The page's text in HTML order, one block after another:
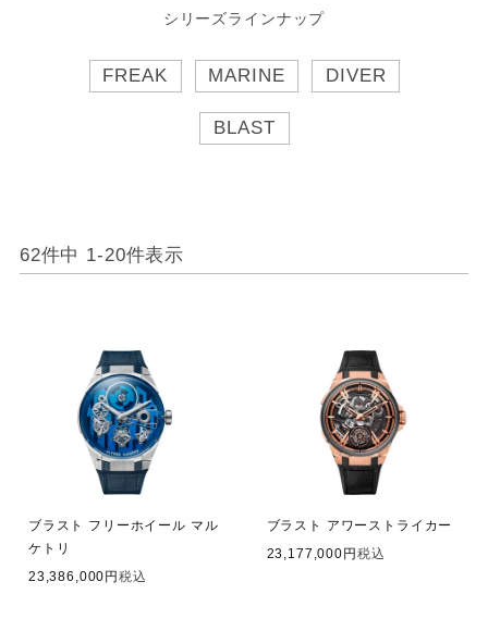
シリーズラインナップ
FREAK MARINE DIVER
BLAST
62件中 1-20件表示
ブラスト フリーホイール マル
ケトリ
23,386,000
税込
ブラスト アワーストライカー
23,177,000
税込